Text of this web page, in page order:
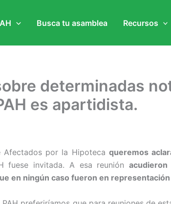
Busca tu asamblea Recursos
determinadas
es apartidista.
Afectados por la Hipoteca queremos
fuese invitada. A esa reunión
en ningún caso fueron en